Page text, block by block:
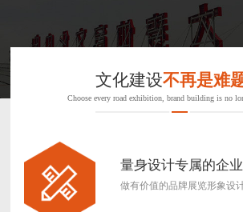
文化建设不再是难
Choose every road exhibition, brand building is no
量身设计专属的企
做有价值的品牌展览形象设